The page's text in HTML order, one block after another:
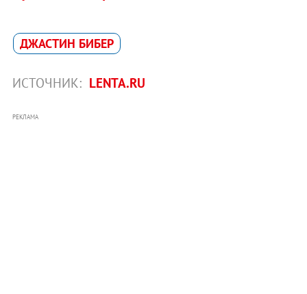
ДЖАСТИН БИБЕР
ИСТОЧНИК: LENTA.RU
РЕКЛАМА